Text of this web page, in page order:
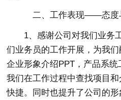
二、工作表现——态度
1、感谢公司对我们业务
们业务员的工作开展，为我
企业形象介绍PPT，产品系
我们在工作过程中查找项目
快捷。同时也提升了公司的